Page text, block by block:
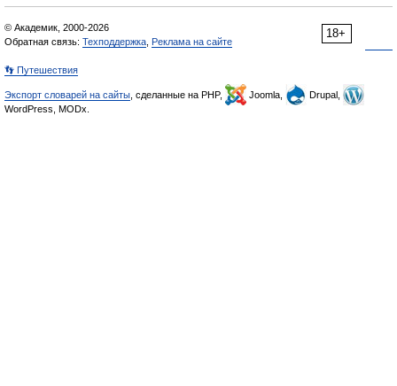
18+
© Академик, 2000-2026
Обратная связь: Техподдержка Реклама на сайте
👣 Путешествия
Экспорт словарей на сайты , сделанные на PHP, Joomla,
Drupal,
WordPress, MODx.